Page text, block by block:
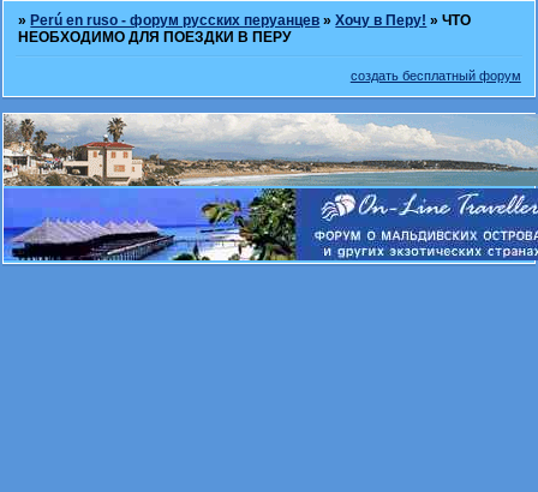
» Perú en ruso - форум русских перуанцев »Хочу в Перу! »ЧТО
НЕОБХОДИМО ДЛЯ ПОЕЗДКИ В ПЕРУ
создать бесплатный форум